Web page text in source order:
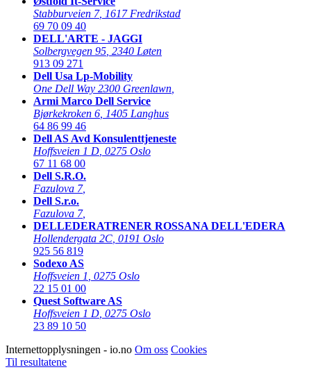
Stabburveien 7, 1617 Fredrikstad
69 70 09 40
DELL'ARTE - JAGGI
Solbergvegen 95 2340 Løten
913 09 271
Dell Usa Lp-Mobility
One Dell Way 2300 Greenlawn
Armi Marco Dell Service
Bjørkekroken 6 1405 Langhus
64 86 99 46
Dell AS Avd Konsulenttjeneste
Hoffsveien 1 D 0275 Oslo
67 11 68 00
Dell S.R.O.
Fazulova 7,
Dell S.r.o.
Fazulova 7,
DELLEDERATRENER ROSSANA DELL'EDERA
Hollendergata 2C 0191 Oslo
925 56 819
Sodexo AS
Hoffsveien 1 0275 Oslo
22 15 01 00
Quest Software AS
Hoffsveien 1 D 0275 Oslo
23 89 10 50
Internettopplysningen - io.no Om oss Cookies
Til resultatene